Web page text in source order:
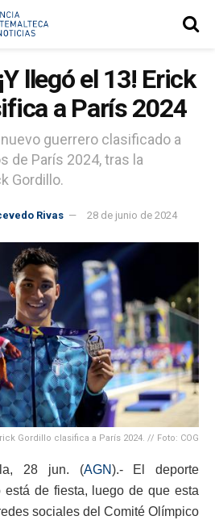
llegó el 13! Erick
a París 2024
guerrero clasificado a
de París 2024, tras la
Gordillo.
Rivas 28 de junio de 2024
Gordillo clasifica a París 2024. // Foto: COG
28 jun. (AGN).- El deporte
está de fiesta, luego de que esta
sociales del Comité Olímpico